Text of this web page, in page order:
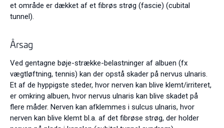
et område er dækket af et fibrøs strøg (fascie) (cubital
tunnel).
Årsag
Ved gentagne bøje-strække-belastninger af albuen (fx
vægtløftning, tennis) kan der opstå skader på nervus ulnaris.
Et af de hyppigste steder, hvor nerven kan blive klemt/irriteret,
er omkring albuen, hvor nervus ulnaris kan blive skadet på
flere måder. Nerven kan afklemmes i sulcus ulnaris, hvor
nerven kan blive klemt bl.a. af det fibrøse strøg, der holder